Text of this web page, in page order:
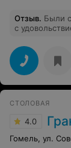
Отзыв. Были
с
один раз!
СТОЛОВАЯ
4.0
Гомель, ул.